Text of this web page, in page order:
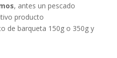
, antes un pescado
producto
de barqueta 150g o 350g y